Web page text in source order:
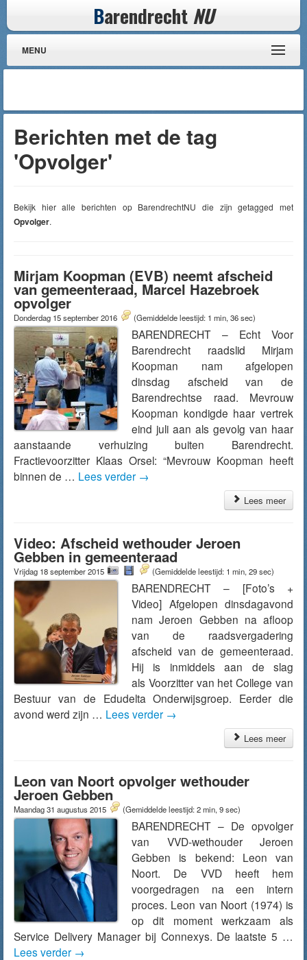
Barendrecht NU
MENU
Berichten met de tag
'Opvolger'
Bekijk hier alle berichten op BarendrechtNU die zijn getagged met
Opvolger.
Mirjam Koopman (EVB) neemt afscheid
van gemeenteraad, Marcel Hazebroek
opvolger
Donderdag 15 september 2016 (Gemiddelde leestijd: 1 min, 36 sec)
BARENDRECHT – Echt Voor
Barendrecht raadslid Mirjam
Koopman nam afgelopen
dinsdag afscheid van de
Barendrechtse raad. Mevrouw
Koopman kondigde haar vertrek
eind juli aan als gevolg van haar
aanstaande verhuizing buiten Barendrecht.
Fractievoorzitter Klaas Orsel: “Mevrouw Koopman heeft
binnen de … Lees verder →
Lees meer
Video: Afscheid wethouder Jeroen
Gebben in gemeenteraad
Vrijdag 18 september 2015 (Gemiddelde leestijd: 1 min, 29 sec)
BARENDRECHT – [Foto’s +
Video] Afgelopen dinsdagavond
nam Jeroen Gebben na afloop
van de raadsvergadering
afscheid van de gemeenteraad.
Hij is inmiddels aan de slag
als Voorzitter van het College van
Bestuur van de Edudelta Onderwijsgroep. Eerder die
avond werd zijn … Lees verder →
Lees meer
Leon van Noort opvolger wethouder
Jeroen Gebben
Maandag 31 augustus 2015 (Gemiddelde leestijd: 2 min, 9 sec)
BARENDRECHT – De opvolger
van VVD-wethouder Jeroen
Gebben is bekend: Leon van
Noort. De VVD heeft hem
voorgedragen na een intern
proces. Leon van Noort (1974) is
op dit moment werkzaam als
Service Delivery Manager bij Connexys. De laatste 5 …
Lees verder →